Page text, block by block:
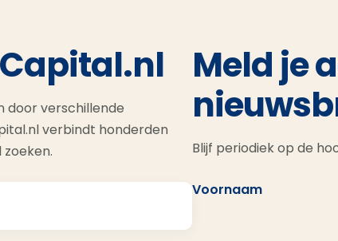
door verschillende
verbindt honderden
Meld je
Blijf periodiek op de
Voornaam